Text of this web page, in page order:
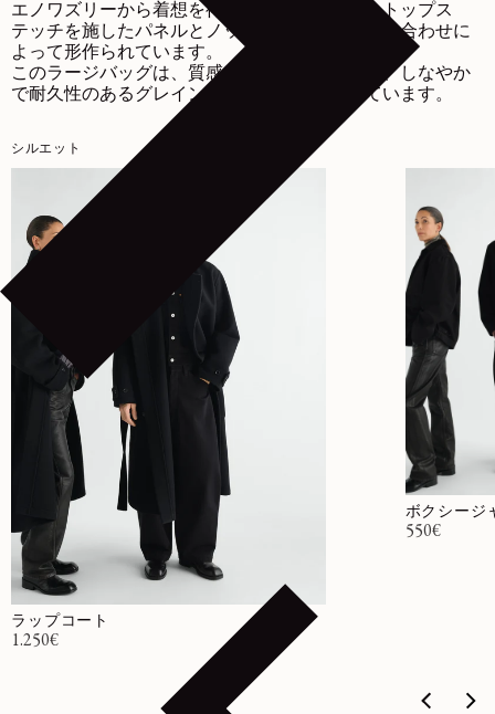
エノワズリーから着想を得たカーブが特徴で、トップス
テッチを施したパネルとノットディテールの組み合わせに
よって形作られています。
このラージバッグは、質感のある表情が特徴の、しなやか
で耐久性のあるグレインレザーで仕立てられています。
シルエット
ラップコート
通常価格
1.250€
ボクシージ
通常価格
550€